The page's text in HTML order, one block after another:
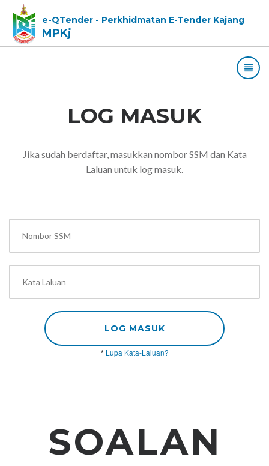
e-QTender - Perkhidmatan E-Tender Kajang
MPKj
LOG MASUK
Jika sudah berdaftar, masukkan nombor SSM dan Kata
Laluan untuk log masuk.
LOG MASUK
* Lupa Kata-Laluan?
SOALAN